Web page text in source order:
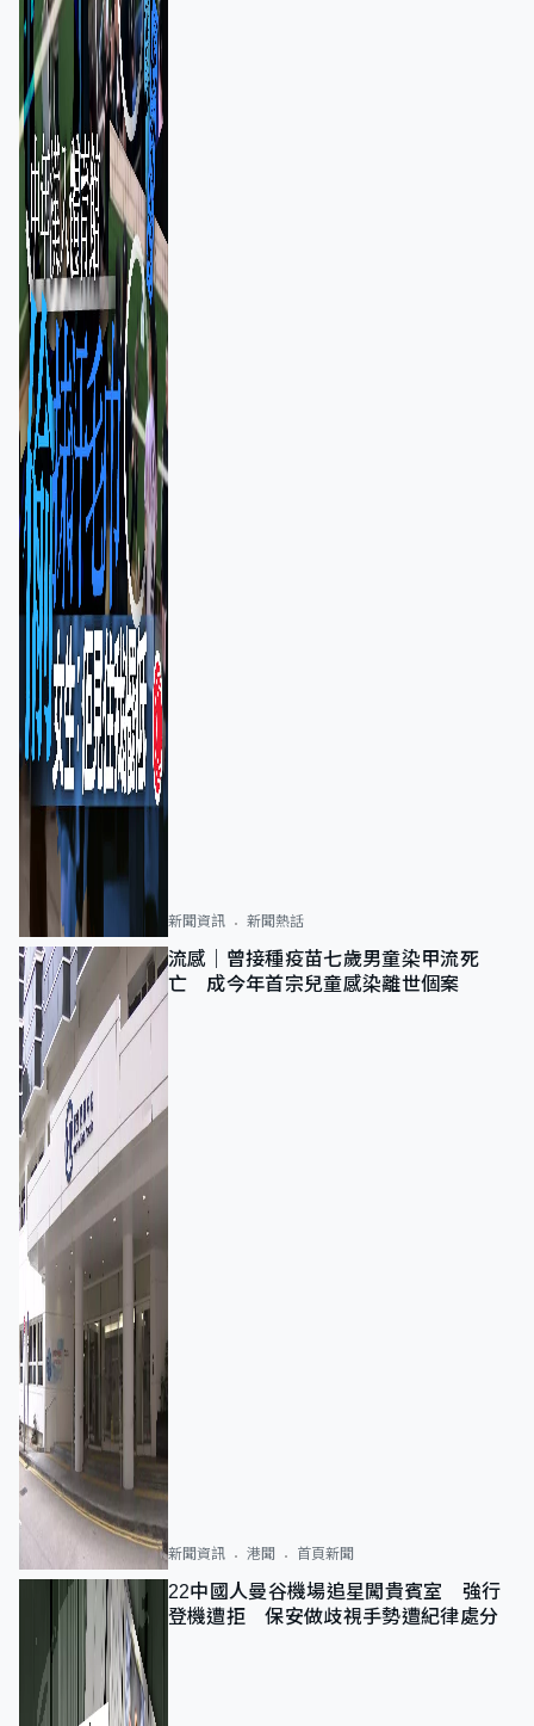
新聞資訊 新聞熱話
流感｜曾接種疫苗七歲男童染甲流死
亡 成今年首宗兒童感染離世個案
新聞資訊 港聞 首頁新聞
22中國人曼谷機場追星闖貴賓室 強行
登機遭拒 保安做歧視手勢遭紀律處分